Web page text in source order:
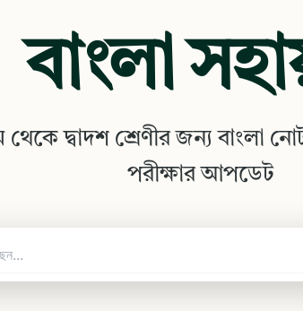
বাংলা
দ্বাদশ শ্রেণীর জন্য বাংলা
পরীক্ষার আপডেট